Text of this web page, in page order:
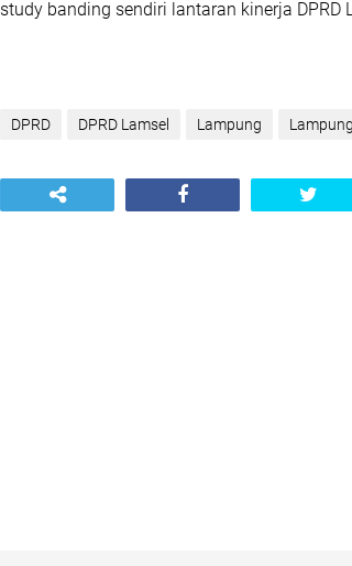
study banding sendiri lantaran kinerja DPRD
DPRD DPRD Lamsel Lampung